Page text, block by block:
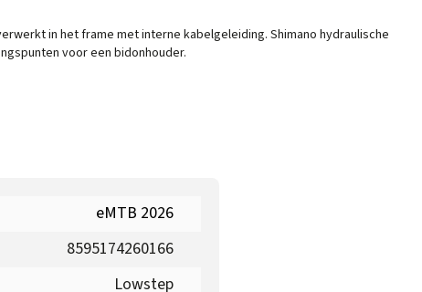
in het frame met interne kabelgeleiding. Shimano hydraulische
voor een bidonhouder.
eMTB 2026
8595174260166
Lowstep